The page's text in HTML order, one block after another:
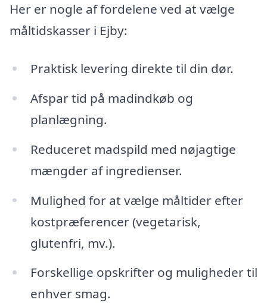
Her er nogle af fordelene ved at vælge
måltidskasser i Ejby:
Praktisk levering direkte til din dør.
Afspar tid på madindkøb og
planlægning.
Reduceret madspild med nøjagtige
mængder af ingredienser.
Mulighed for at vælge måltider efter
kostpræferencer (vegetarisk,
glutenfri, mv.).
Forskellige opskrifter og muligheder til
enhver smag.